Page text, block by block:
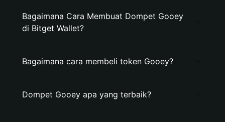
Bagaimana Cara Membuat Dompet Gooey
di Bitget Wallet?
Bagaimana cara membeli token Gooey?
Dompet Gooey apa yang terbaik?